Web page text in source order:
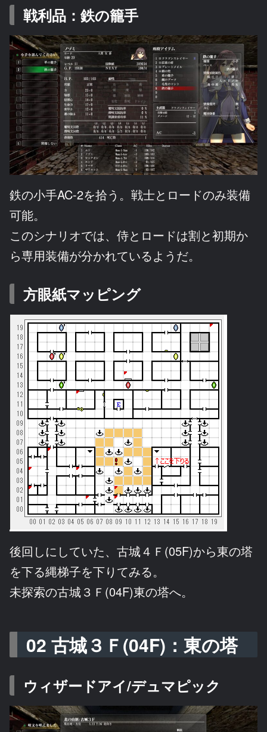
戦利品：鉄の籠手
鉄の小手AC-2を拾う。戦士とロードのみ装備
可能。
このシナリオでは、侍とロードは割と初期か
ら専用装備が分かれているようだ。
方眼紙マッピング
後回しにしていた、古城４Ｆ(05F)から東の塔
を下る縄梯子を下りてみる。
未探索の古城３Ｆ(04F)東の塔へ。
02 古城３Ｆ(04F)：東の塔
ウィザードアイ/デュマピック